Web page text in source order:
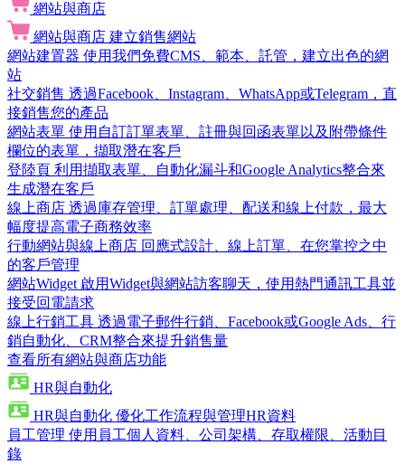
網站與商店
網站與商店 建立銷售網站
網站建置器 使用我們免費CMS、範本、託管，建立出色的網
站
社交銷售 透過Facebook、Instagram、WhatsApp或Telegram，直
接銷售您的產品
網站表單 使用自訂訂單表單、註冊與回函表單以及附帶條件
欄位的表單，擷取潛在客戶
登陸頁 利用擷取表單、自動化漏斗和Google Analytics整合來
生成潛在客戶
線上商店 透過庫存管理、訂單處理、配送和線上付款，最大
幅度提高電子商務效率
行動網站與線上商店 回應式設計、線上訂單、在您掌控之中
的客戶管理
網站Widget 啟用Widget與網站訪客聊天，使用熱門通訊工具並
接受回電請求
線上行銷工具 透過電子郵件行銷、Facebook或Google Ads、行
銷自動化、CRM整合來提升銷售量
查看所有網站與商店功能
HR與自動化
HR與自動化 優化工作流程與管理HR資料
員工管理 使用員工個人資料、公司架構、存取權限、活動目
錄